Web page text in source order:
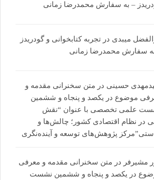
– به سفارش محمدرضا زمانی
میبدی در تجربه کتابخوانی و گودریدز
سفارش محمدرضا زمانی
حسینی در متن سخنرانی مقدمه و
موضوع در یکصد و پنجاه و ششمین
علمی تخصصی با عنوان “نقش
در نظام اقتصادی کشور؛ چالش‌ها و
پژوهش‌های توسعه و آینده‌نگری
مشیرفر در متن سخنرانی مقدمه و معرفی
در یکصد و پنجاه و ششمین نشست